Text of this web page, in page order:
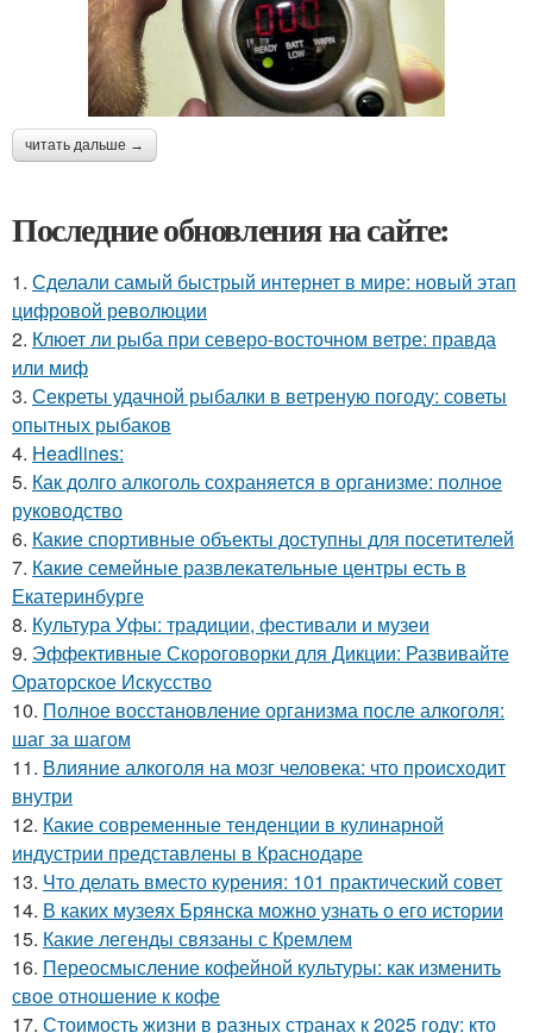
читать дальше →
Последние обновления на сайте:
1. Сделали самый быстрый интернет в мире: новый этап
цифровой революции
2. Клюет ли рыба при северо-восточном ветре: правда
или миф
3. Секреты удачной рыбалки в ветреную погоду: советы
опытных рыбаков
4. Headlines:
5. Как долго алкоголь сохраняется в организме: полное
руководство
6. Какие спортивные объекты доступны для посетителей
7. Какие семейные развлекательные центры есть в
Екатеринбурге
8. Культура Уфы: традиции, фестивали и музеи
9. Эффективные Скороговорки для Дикции: Развивайте
Ораторское Искусство
10. Полное восстановление организма после алкоголя:
шаг за шагом
11. Влияние алкоголя на мозг человека: что происходит
внутри
12. Какие современные тенденции в кулинарной
индустрии представлены в Краснодаре
13. Что делать вместо курения: 101 практический совет
14. В каких музеях Брянска можно узнать о его истории
15. Какие легенды связаны с Кремлем
16. Переосмысление кофейной культуры: как изменить
свое отношение к кофе
17. Стоимость жизни в разных странах к 2025 году: кто